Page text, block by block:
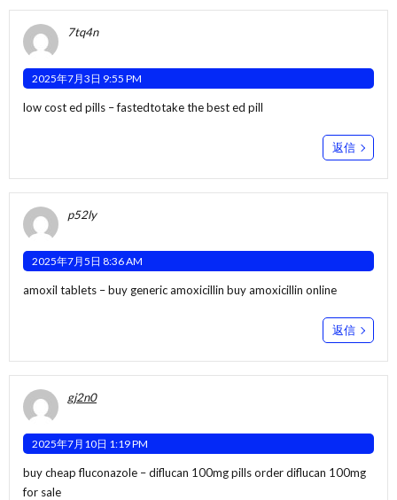
7tq4n
2025年7月3日 9:55 PM
low cost ed pills –fastedtotakethe best ed pill
返信
p52ly
2025年7月5日 8:36 AM
amoxil tablets –buy generic amoxicillin buy amoxicillin online
返信
gj2n0
2025年7月10日 1:19 PM
buy cheap fluconazole –diflucan 100mg pillsorder diflucan 100mg
for sale